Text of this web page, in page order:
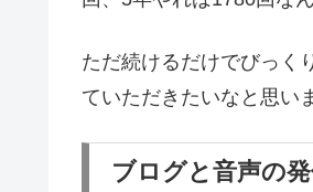
ただ続けるだけでびっく
ていただきたいなと思い
ブログと音声の